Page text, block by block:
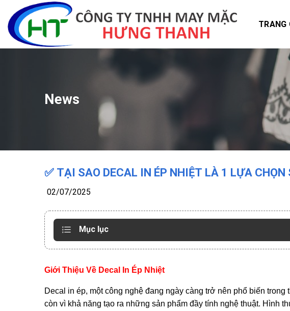
content
TRANG
News
✅ TẠI SAO DECAL IN ÉP NHIỆT LÀ 1 LỰA
02/07/2025
Mục lục
Giới Thiệu Về Decal In Ép Nhiệt
Decal in ép, một công nghệ đang ngày càng trở nên phổ biến
còn vì khả năng tạo ra những sản phẩm đầy tính nghệ thuật. Hình